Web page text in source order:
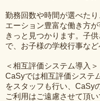
勤務回数や時間が選べた
エーション豊富な働き方
きっと見つかります。子
で、お子様の学校行事など
＜相互評価システム導入＞
CaSyでは相互評価システ
をスタッフも行い、CaSy
ご利用はご遠慮させて頂い